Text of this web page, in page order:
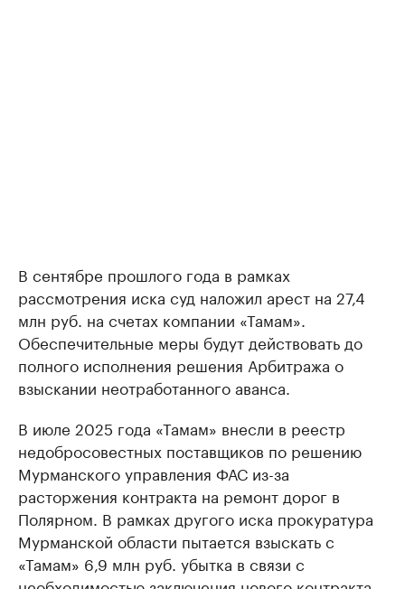
В сентябре прошлого года в рамках
рассмотрения иска суд наложил арест на 27,4
млн руб. на счетах компании «Тамам».
Обеспечительные меры будут действовать до
полного исполнения решения Арбитража о
взыскании неотработанного аванса.
В июле 2025 года «Тамам» внесли в реестр
недобросовестных поставщиков по решению
Мурманского управления ФАС из-за
расторжения контракта на ремонт дорог в
Полярном. В рамках другого иска прокуратура
Мурманской области пытается взыскать с
«Тамам» 6,9 млн руб. убытка в связи с